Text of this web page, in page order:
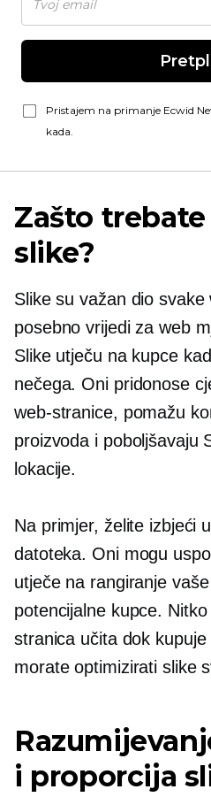
Pristajem na primanje Ecwid
kada.
Zašto
slike?
Slike su važan dio svake
posebno vrijedi za web
Slike utječu na kupce
nečega. Oni pridonose
web-stranice, pomažu
proizvoda i poboljšavaju
lokacije.
Na primjer, želite izbjeći
datoteka. Oni mogu
utječe na rangiranje
potencijalne kupce.
stranica učita dok
morate optimizirati slike
i proporcija